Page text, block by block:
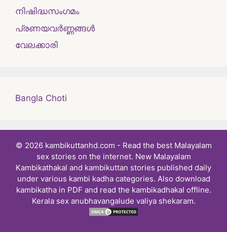
നിഷിദ്ധസംഗമം
പ്രണയവർണ്ണങ്ങൾ
വേലക്കാരി
Bangla Choti
© 2026 kambikuttanhd.com - Read the best Malayalam
sex stories on the internet. New Malayalam
Kambikathakal and kambikuttan stories published daily
under various kambi kadha categories. Also download
kambikatha in PDF and read the kambikadhakal offline.
Kerala sex anubhavangalude valiya shekaram.